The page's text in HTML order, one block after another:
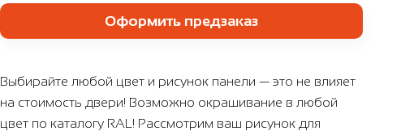
Оформить предзаказ
Выбирайте любой цвет и рисунок панели — это не влияет
на стоимость двери! Возможно окрашивание в любой
цвет по каталогу RAL! Рассмотрим ваш рисунок для